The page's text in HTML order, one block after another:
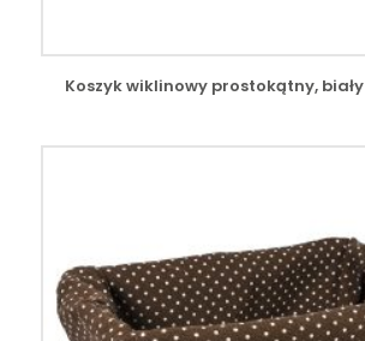
Koszyk wiklinowy prostokątny, biały